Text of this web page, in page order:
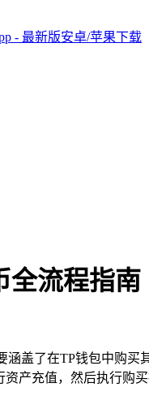
- 最新版安卓/苹果下载
全流程指南
涵盖了在TP钱包中购
产充值，然后执行购